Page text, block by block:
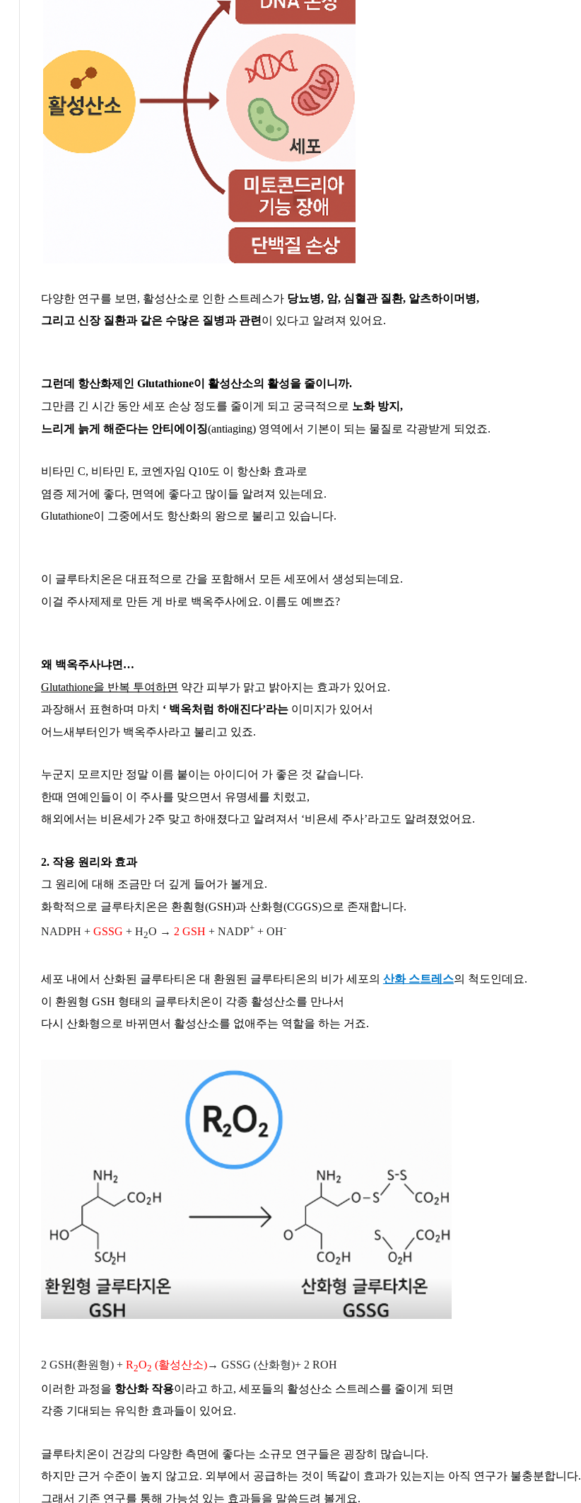
다양한 연구를 보면 , 활성산소로 인한 스트레스가 당뇨병, 암, 심혈관 질환, 알츠하이머병,
그리고 신장 질환과 같은 수많은 질병과 관련 이 있다고 알려져 있어요.
그런데 항산화제인 Glutathione이 활성산소의 활성을 줄이니까.
그만큼 긴 시간 동안 세포 손상 정도를 줄이게 되고 궁극적으로 노화 방지 ,
느리게 늙게 해준다는 안티에이징(antiaging) 영역에서 기본이 되는 물질로 각광받게 되었죠.
비타민 C, 비타민 E, 코엔자임 Q10도 이 항산화 효과로
염증 제거에 좋다, 면역에 좋다고 많이들 알려져 있는데요.
Glutathione이 그중에서도 항산화의 왕으로 불리고 있습니다.
이 글루타치온은 대표적으로 간을 포함해서 모든 세포에서 생성되는데요.
이걸 주사제제로 만든 게 바로 백옥주사에요. 이름도 예쁘죠?
왜 백옥주사냐면 …
Glutathione을 반복 투여하면 약간 피부가 맑고 밝아지는 효과가 있어요.
과장해서 표현하며 마치 ‘ 백옥처럼 하애진다’라는이미지가 있어서
어느새부터인가 백옥주사라고 불리고 있죠.
누군지 모르지만 정말 이름 붙이는 아이디어 가 좋은 것 같습니다.
한때 연예인들이 이 주사를 맞으면서 유명세를 치렀고,
해외에서는 비욘세가2주 맞고 하애졌다고 알려져서 ‘비욘세 주사’라고도 알려졌었어요.
2. 작용 원리와 효과
그 원리에 대해 조금만 더 깊게 들어가 볼게요.
화학적으로 글루타치온은 환훤형(GSH)과 산화형(CGGS)으로 존재합니다.
NADPH + GSSG + H2O → 2 GSH + NADP++ OH-
세포 내에서 산화된 글루타티온 대 환원된 글루타티온의 비가 세포의 산화 스트레스의 척도인데요.
이 환원형 GSH 형태의 글루타치온이 각종 활성산소를 만나서
다시 산화형으로 바뀌면서 활성산소를 없애주는 역할을 하는 거죠.
2 GSH(환원형) + R2O2 (활성산소)→ GSSG (산화형)+ 2 ROH
이러한 과정을 항산화 작용이라고 하고, 세포들의 활성산소 스트레스를 줄이게 되면
각종 기대되는 유익한 효과들이 있어요.
글루타치온이 건강의 다양한 측면에 좋다는 소규모 연구들은 굉장히 많습니다.
하지만 근거 수준이 높지 않고요. 외부에서 공급하는 것이 똑같이 효과가 있는지는 아직 연구가 불충분합니다.
그래서 기존 연구를 통해 가능성 있는 효과들을 말씀드려 볼게요.